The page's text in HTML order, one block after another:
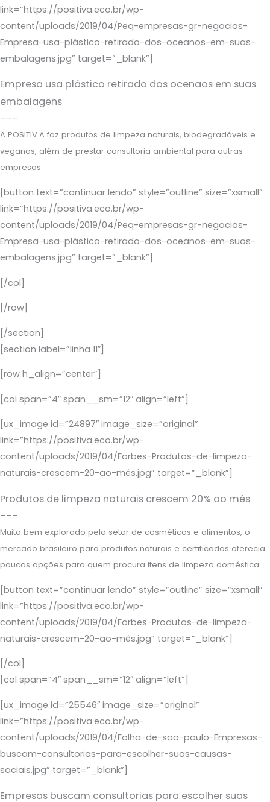
link=”https://positiva.eco.br/wp-
content/uploads/2019/04/Peq-empresas-gr-negocios-
Empresa-usa-plástico-retirado-dos-oceanos-em-suas-
embalagens.jpg” target=”_blank”]
Empresa usa plástico retirado dos ocenaos em suas
embalagens
–––
A POSITIV.A faz produtos de limpeza naturais, biodegradáveis e
veganos, além de prestar consultoria ambiental para outras
empresas
[button text=”continuar lendo” style=”outline” size=”xsmall”
link=”https://positiva.eco.br/wp-
content/uploads/2019/04/Peq-empresas-gr-negocios-
Empresa-usa-plástico-retirado-dos-oceanos-em-suas-
embalagens.jpg” target=”_blank”]
[/col]
[/row]
[/section]
[section label=”linha 11″]
[row h_align=”center”]
[col span=”4″ span__sm=”12″ align=”left”]
[ux_image id=”24897″ image_size=”original”
link=”https://positiva.eco.br/wp-
content/uploads/2019/04/Forbes-Produtos-de-limpeza-
naturais-crescem-20-ao-mês.jpg” target=”_blank”]
Produtos de limpeza naturais crescem 20% ao mês
–––
Muito bem explorado pelo setor de cosméticos e alimentos, o
mercado brasileiro para produtos naturais e certificados oferecia
poucas opções para quem procura itens de limpeza doméstica
[button text=”continuar lendo” style=”outline” size=”xsmall”
link=”https://positiva.eco.br/wp-
content/uploads/2019/04/Forbes-Produtos-de-limpeza-
naturais-crescem-20-ao-mês.jpg” target=”_blank”]
[/col]
[col span=”4″ span__sm=”12″ align=”left”]
[ux_image id=”25546″ image_size=”original”
link=”https://positiva.eco.br/wp-
content/uploads/2019/04/Folha-de-sao-paulo-Empresas-
buscam-consultorias-para-escolher-suas-causas-
sociais.jpg” target=”_blank”]
Empresas buscam consultorias para escolher suas